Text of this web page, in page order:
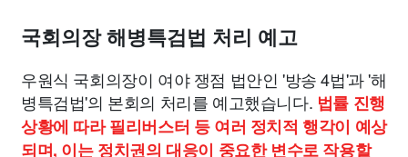
국회의장 해병특검법 처리 예고
우원식 국회의장이 여야 쟁점 법안인 '방송 4법'과 '해
병특검법'의 본회의 처리를 예고했습니다. 법률 진행
상황에 따라 필리버스터 등 여러 정치적 행각이 예상
되며, 이는 정치권의 대응이 중요한 변수로 작용할